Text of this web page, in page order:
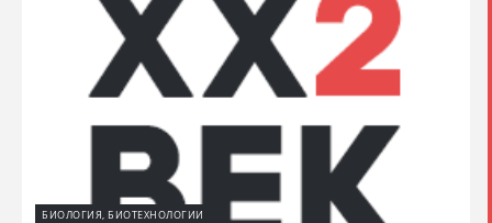
БИОЛОГИЯ, БИОТЕХНОЛОГИИ